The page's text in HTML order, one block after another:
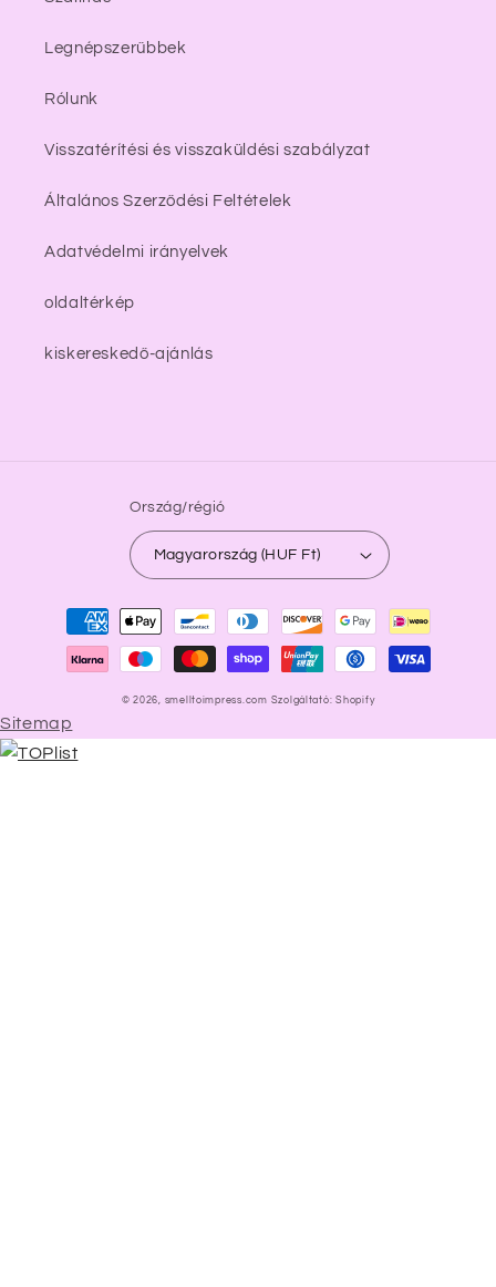
Legnépszerűbbek
Rólunk
Visszatérítési és visszaküldési szabályzat
Általános Szerződési Feltételek
Adatvédelmi irányelvek
oldaltérkép
kiskereskedő-ajánlás
Ország/régió
Magyarország (HUF Ft)
Fizetési
módok
© 2026, smelltoimpress.com Szolgáltató: Shopify
Sitemap